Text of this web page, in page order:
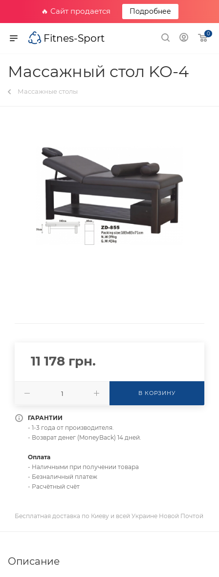
🔥 Сайт продается Подробнее
Fitnes-Sport 0
Массажный стол KO-4
Массажные столы
11 178 грн.
В КОРЗИНУ
ГАРАНТИИ
- 1-3 года от производителя.
- Возврат денег (MoneyBack) 14 дней.
Оплата
- Наличными при получении товара
- Безналичный платеж
- Расчётный счёт
Бесплатная доставка по Киеву и всей Украине Новой Почтой
Описание